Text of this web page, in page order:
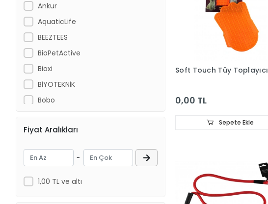
Ankur
AquaticLife
BEEZTEES
BioPetActive
Bioxi
BİYOTEKNİK
Bobo
Chicos
CROCUS
DANSOR
DAYANG
Fiyat Aralıkları
-
1,00 TL ve altı
Soft Touch Tüy Toplayıcı
0,00 TL
Sepete Ekle